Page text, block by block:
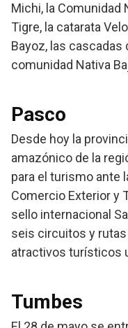
Michi, la Comunidad
Tigre, la catarata
Bayoz, las cascadas
comunidad Nativa
Pasco
Desde hoy la
amazónico de la
para el turismo ante
Comercio Exterior y
sello internacional
seis circuitos y
atractivos turísticos
Tumbes